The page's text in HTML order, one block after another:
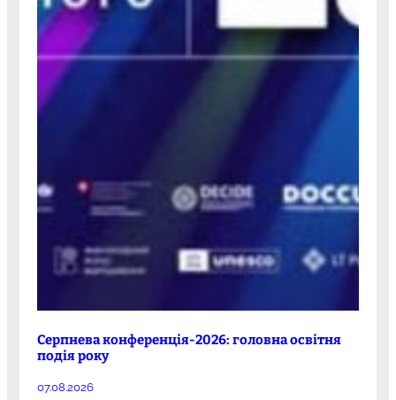
Серпнева конференція-2026: головна освітня
подія року
07.08.2026